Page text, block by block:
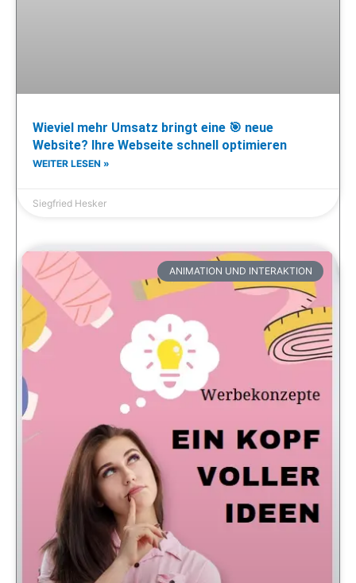
Wieviel mehr Umsatz bringt eine 🎯 neue
Website? Ihre Webseite schnell optimieren
WEITER LESEN »
Siegfried Hesker
ANIMATION UND INTERAKTION